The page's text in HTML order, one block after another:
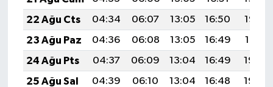
22 Ağu Cts
04:34 06:07 13:05 16:50
19:53
23 Ağu Paz
04:36 06:08 13:05 16:49
19:51
24 Ağu Pts
04:37 06:09 13:04 16:49
19:50
25 Ağu Sal
04:39 06:10 13:04 16:48 19:48